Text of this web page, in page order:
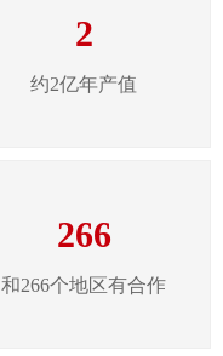
2
约2亿年产值
266
和266个地区有合作